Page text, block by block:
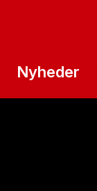
Nyheder